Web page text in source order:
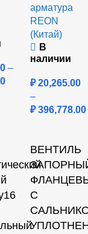
–
арматура
REON
(Китай)
В
наличии
₽20,265.00
–
₽396,778.00
ВЕНТИЛЬ
С